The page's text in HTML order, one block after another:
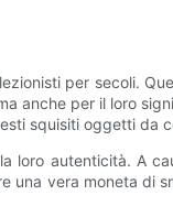
per secoli.
anche per il loro
squisiti oggetti da
autenticità. A
vera moneta di